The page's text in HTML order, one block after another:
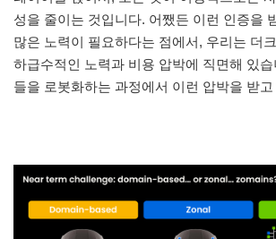
성을 줄이는 것입니다. 어쨌든 이런 인증을
많은 노력이 필요하다는 점에서, 우리는 더
하급수적인 노력과 비용 압박에 직면해 있
들을 로봇화하는 과정에서 이런 압박을 받